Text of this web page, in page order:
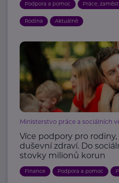
Podpora a pomoc Práce,
Rodina Aktuálně
Ministerstvo práce a sociálních
Více podpory pro
duševní zdraví. Do
stovky milionů korun
Finance Podpora a pomoc